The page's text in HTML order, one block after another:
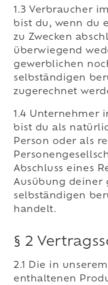
1.3 Verbraucher
bist du, wenn du
zu Zwecken
überwiegend
gewerblichen
selbständigen
zugerechnet
1.4 Unternehmer
bist du als
Person oder als
Abschluss eines
Ausübung deiner
selbständigen
handelt.
§ 2
2.1 Die in
enthaltenen